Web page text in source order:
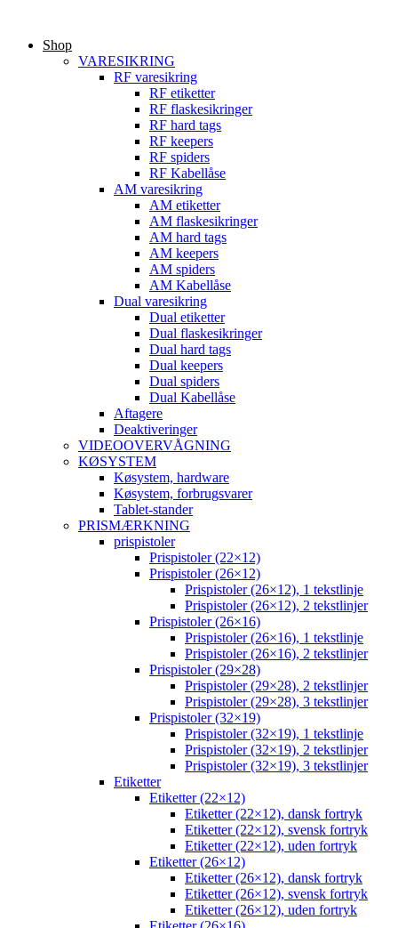
indholdShop
VARESIKRING
RF varesikring
RF etiketter
RF flaskesikringer
RF hard tags
RF keepers
RF spiders
RF Kabellåse
AM varesikring
AM etiketter
AM flaskesikringer
AM hard tags
AM keepers
AM spiders
AM Kabellåse
Dual varesikring
Dual etiketter
Dual flaskesikringer
Dual hard tags
Dual keepers
Dual spiders
Dual Kabellåse
Aftagere
Deaktiveringer
VIDEOOVERVÅGNING
KØSYSTEM
Køsystem, hardware
Køsystem, forbrugsvarer
Tablet-stander
PRISMÆRKNING
prispistoler
Prispistoler (22×12)
Prispistoler (26×12)
Prispistoler (26×12), 1 tekstlinje
Prispistoler (26×12), 2 tekstlinjer
Prispistoler (26×16)
Prispistoler (26×16), 1 tekstlinje
Prispistoler (26×16), 2 tekstlinjer
Prispistoler (29×28)
Prispistoler (29×28), 2 tekstlinjer
Prispistoler (29×28), 3 tekstlinjer
Prispistoler (32×19)
Prispistoler (32×19), 1 tekstlinje
Prispistoler (32×19), 2 tekstlinjer
Prispistoler (32×19), 3 tekstlinjer
Etiketter
Etiketter (22×12)
Etiketter (22×12), dansk fortryk
Etiketter (22×12), svensk fortryk
Etiketter (22×12), uden fortryk
Etiketter (26×12)
Etiketter (26×12), dansk fortryk
Etiketter (26×12), svensk fortryk
Etiketter (26×12), uden fortryk